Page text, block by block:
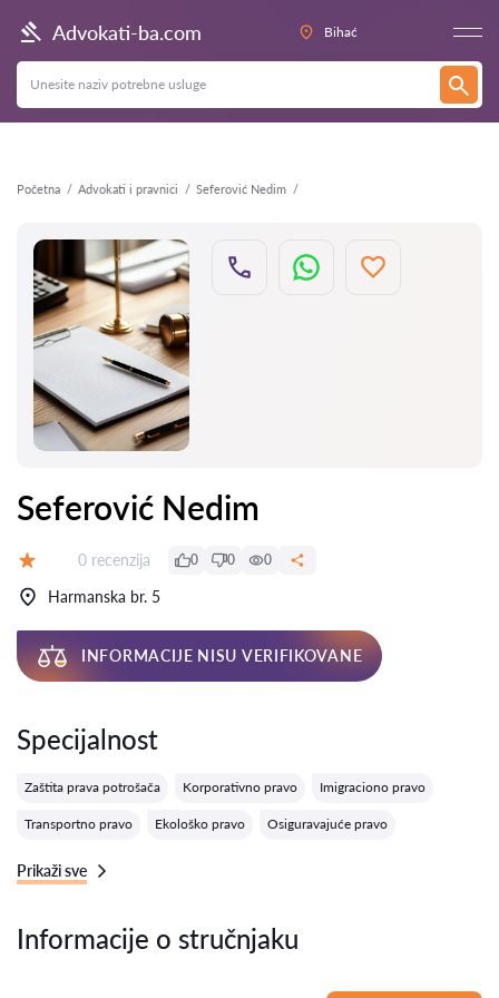
Advokati-ba.com Bihać
Početna Advokati i pravnici Seferović Nedim
Nazad
Seferović Nedim
Recenzija:
0 recenzija 0 0 0
Harmanska br. 5
INFORMACIJE NISU VERIFIKOVANE
Specijalnost
Zaštita prava potrošača Korporativno pravo Imigraciono pravo
Transportno pravo Ekološko pravo Osiguravajuće pravo
Prikaži sve
Informacije o stručnjaku